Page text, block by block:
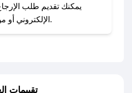
يمكنك تقديم طلب
الإلكتروني أو من خلال خدمة العملاء.
تقييمات